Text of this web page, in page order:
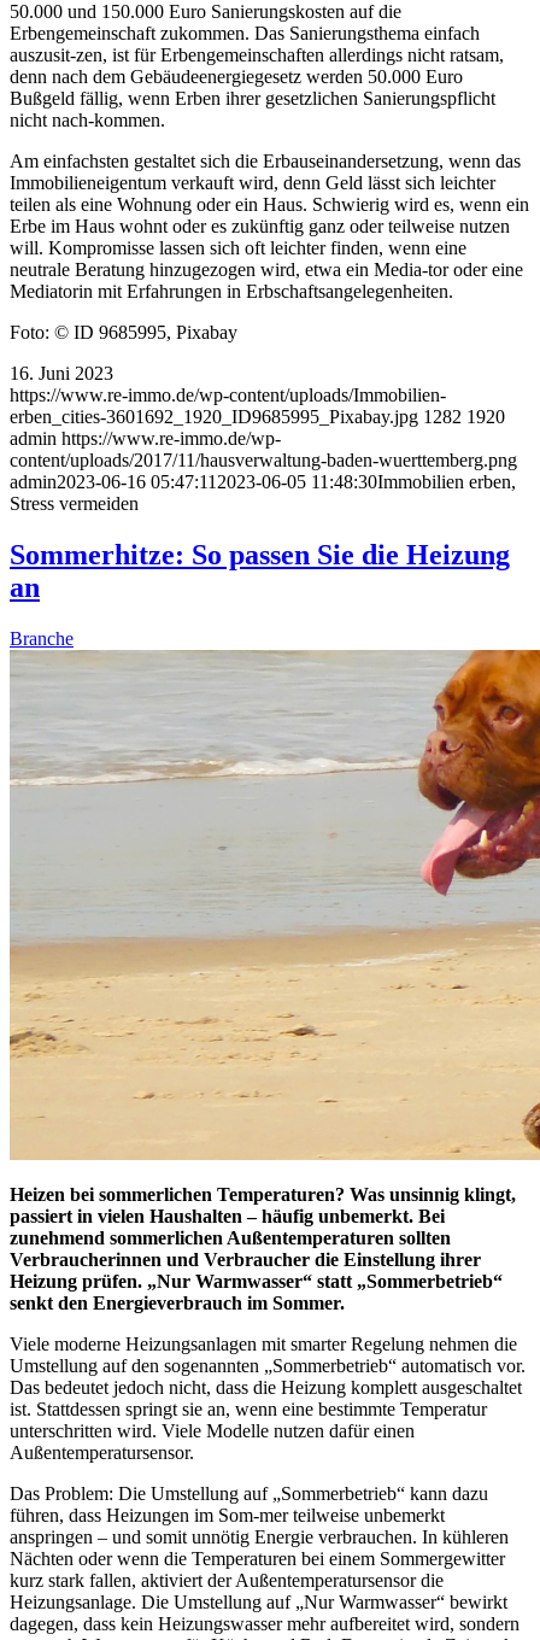
50.000 und 150.000 Euro Sanierungskosten auf die
Erbengemeinschaft zukommen. Das Sanierungsthema einfach
auszusit-zen, ist für Erbengemeinschaften allerdings nicht ratsam,
denn nach dem Gebäudeenergiegesetz werden 50.000 Euro
Bußgeld fällig, wenn Erben ihrer gesetzlichen Sanierungspflicht
nicht nach-kommen.
Am einfachsten gestaltet sich die Erbauseinandersetzung, wenn das
Immobilieneigentum verkauft wird, denn Geld lässt sich leichter
teilen als eine Wohnung oder ein Haus. Schwierig wird es, wenn ein
Erbe im Haus wohnt oder es zukünftig ganz oder teilweise nutzen
will. Kompromisse lassen sich oft leichter finden, wenn eine
neutrale Beratung hinzugezogen wird, etwa ein Media-tor oder eine
Mediatorin mit Erfahrungen in Erbschaftsangelegenheiten.
Foto: © ID 9685995, Pixabay
16. Juni 2023
https://www.re-immo.de/wp-content/uploads/Immobilien-
erben_cities-3601692_1920_ID9685995_Pixabay.jpg 1282 1920
admin https://www.re-immo.de/wp-
content/uploads/2017/11/hausverwaltung-baden-wuerttemberg.png
admin2023-06-16 05:47:11 2023-06-05 11:48:30Immobilien erben,
Stress vermeiden
Sommerhitze: So passen Sie die Heizung
an
Branche
Heizen bei sommerlichen Temperaturen? Was unsinnig klingt,
passiert in vielen Haushalten – häufig unbemerkt. Bei
zunehmend sommerlichen Außentemperaturen sollten
Verbraucherinnen und Verbraucher die Einstellung ihrer
Heizung prüfen. „Nur Warmwasser“ statt „Sommerbetrieb“
senkt den Energieverbrauch im Sommer.
Viele moderne Heizungsanlagen mit smarter Regelung nehmen die
Umstellung auf den sogenannten „Sommerbetrieb“ automatisch vor.
Das bedeutet jedoch nicht, dass die Heizung komplett ausgeschaltet
ist. Stattdessen springt sie an, wenn eine bestimmte Temperatur
unterschritten wird. Viele Modelle nutzen dafür einen
Außentemperatursensor.
Das Problem: Die Umstellung auf „Sommerbetrieb“ kann dazu
führen, dass Heizungen im Som-mer teilweise unbemerkt
anspringen – und somit unnötig Energie verbrauchen. In kühleren
Nächten oder wenn die Temperaturen bei einem Sommergewitter
kurz stark fallen, aktiviert der Außentemperatursensor die
Heizungsanlage. Die Umstellung auf „Nur Warmwasser“ bewirkt
dagegen, dass kein Heizungswasser mehr aufbereitet wird, sondern